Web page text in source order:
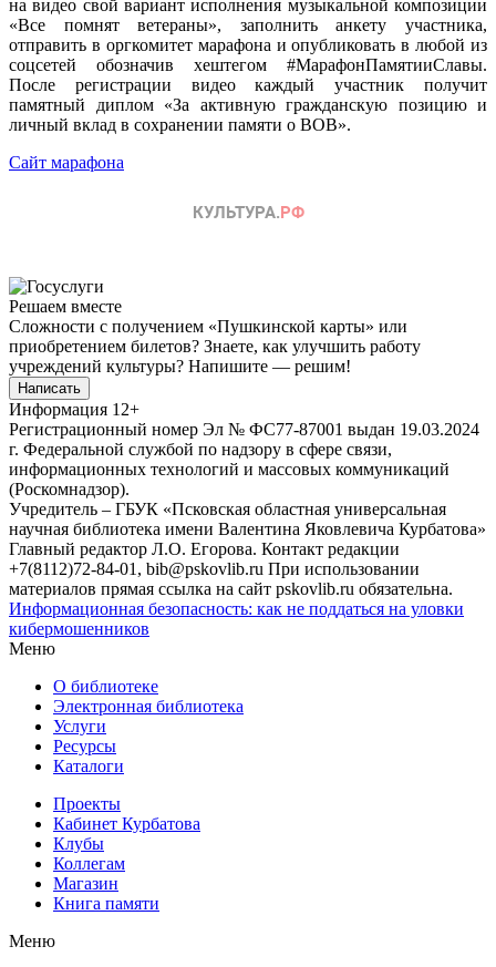
на видео свой вариант исполнения музыкальной композиции
«Все помнят ветераны», заполнить анкету участника,
отправить в оргкомитет марафона и опубликовать в любой из
соцсетей обозначив хештегом #МарафонПамятииСлавы.
После регистрации видео каждый участник получит
памятный диплом «За активную гражданскую позицию и
личный вклад в сохранении памяти о ВОВ».
Сайт марафона
Решаем вместе
Сложности с получением «Пушкинской карты» или
приобретением билетов? Знаете, как улучшить работу
учреждений культуры? Напишите — решим!
Написать
Информация 12+
Регистрационный номер Эл № ФС77-87001 выдан 19.03.2024
г. Федеральной службой по надзору в сфере связи,
информационных технологий и массовых коммуникаций
(Роскомнадзор).
Учредитель – ГБУК «Псковская областная универсальная
научная библиотека имени Валентина Яковлевича Курбатова»
Главный редактор Л.О. Егорова. Контакт редакции
+7(8112)72-84-01, bib@pskovlib.ru При использовании
материалов прямая ссылка на сайт pskovlib.ru обязательна.
Информационная безопасность: как не поддаться на уловки
кибермошенников
Меню
О библиотеке
Электронная библиотека
Услуги
Ресурсы
Каталоги
Проекты
Кабинет Курбатова
Клубы
Коллегам
Магазин
Книга памяти
Меню